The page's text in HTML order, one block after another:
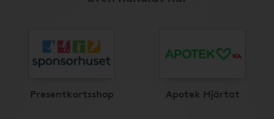
Presentkortsshop Apotek Hjärtat